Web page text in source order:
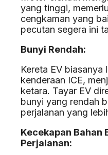
yang tinggi,
cengkaman yang
pecutan segera ini
Bunyi Rendah:
Kereta EV
kenderaan ICE,
ketara. Tayar EV
bunyi yang rendah
perjalanan yang
Kecekapan Bahan
Perjalanan: